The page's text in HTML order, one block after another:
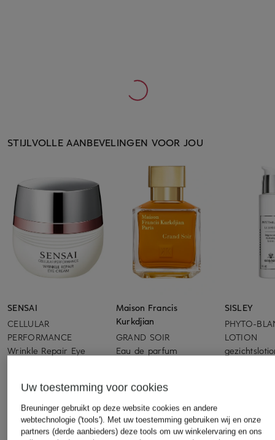
STIJLVOLLE AANBEVELINGEN VOOR JOU
SENSAI
CELLULAR
PERFORMANCE
Wrinkle Repair Eye
(€ 12.133,33 / 1 l)
Maison Francis
Kurkdjian
GRAND SOIR
Eau de parfum
(€ 3.857,14 / 1 l)
SISLEY
PHYTO-
LOTION
Uw toestemming voor cookies
Breuninger gebruikt op deze website cookies en andere
webtechnologie ('tools'). Met uw toestemming gebruiken wij en onze
partners (derde aanbieders) deze tools om uw winkelervaring en ons